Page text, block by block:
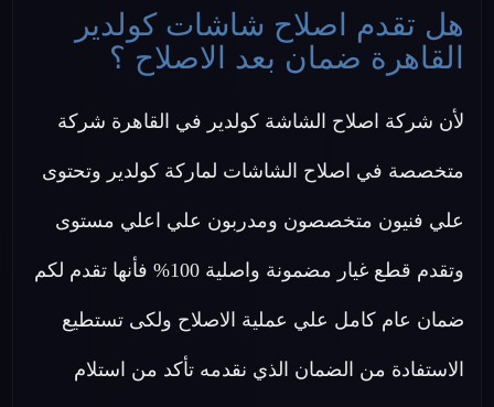
هل تقدم اصلاح شاشات كولدير
القاهرة ضمان بعد الاصلاح ؟
لأن شركة اصلاح الشاشة كولدير في القاهرة شركة
متخصصة في اصلاح الشاشات لماركة كولدير وتحتوى
علي فنيون متخصصون ومدربون علي اعلي مستوى
وتقدم قطع غيار مضمونة واصلية 100% فأنها تقدم لكم
ضمان عام كامل علي عملية الاصلاح ولكى تستطيع
الاستفادة من الضمان الذي نقدمه تأكد من استلام